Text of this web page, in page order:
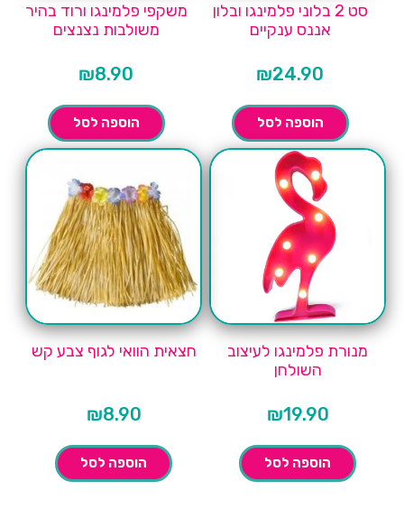
סט 2 בלוני פלמינגו ובלון
אננס ענקיים
₪24.90
הוספה לסל
משקפי פלמינגו ורוד בהיר
משולבות נצנצים
₪8.90
הוספה לסל
מנורת פלמינגו לעיצוב
השולחן
₪19.90
הוספה לסל
חצאית הוואי לגוף צבע קש
₪8.90
הוספה לסל